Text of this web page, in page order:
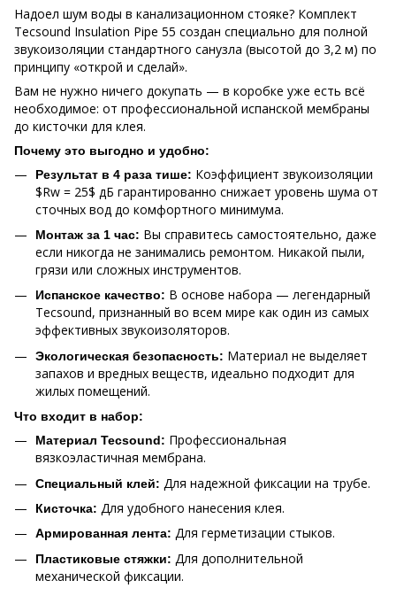
Надоел шум воды в канализационном стояке? Комплект
Tecsound Insulation Pipe 55 создан специально для полной
звукоизоляции стандартного санузла (высотой до 3,2 м) по
принципу «открой и сделай».
Вам не нужно ничего докупать — в коробке уже есть всё
необходимое: от профессиональной испанской мембраны
до кисточки для клея.
Почему это выгодно и удобно:
Результат в 4 раза тише: Коэффициент звукоизоляции
$Rw = 25$ дБ гарантированно снижает уровень шума от
сточных вод до комфортного минимума.
Монтаж за 1 час: Вы справитесь самостоятельно, даже
если никогда не занимались ремонтом. Никакой пыли,
грязи или сложных инструментов.
Испанское качество: В основе набора — легендарный
Tecsound, признанный во всем мире как один из самых
эффективных звукоизоляторов.
Экологическая безопасность: Материал не выделяет
запахов и вредных веществ, идеально подходит для
жилых помещений.
Что входит в набор:
Материал Tecsound: Профессиональная
вязкоэластичная мембрана.
Специальный клей: Для надежной фиксации на трубе.
Кисточка: Для удобного нанесения клея.
Армированная лента: Для герметизации стыков.
Пластиковые стяжки: Для дополнительной
механической фиксации.